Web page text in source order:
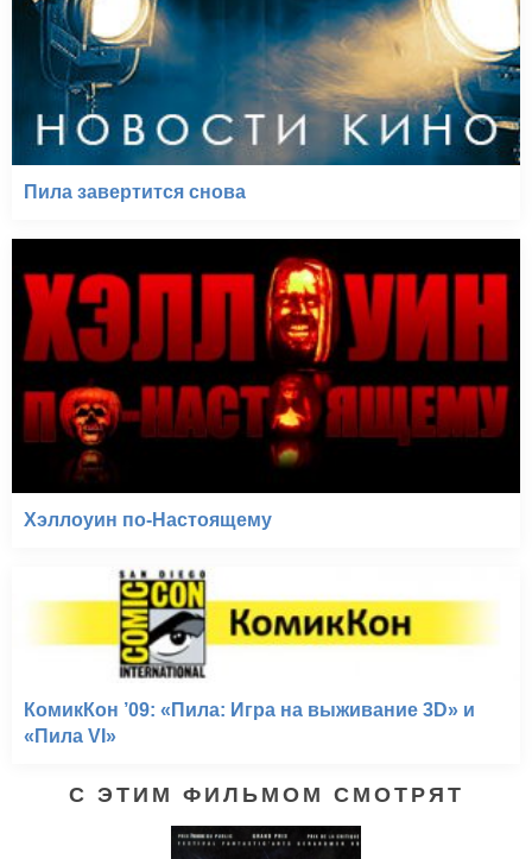
Пила завертится снова
Хэллоуин по-Настоящему
КомикКон ’09: «Пила: Игра на выживание 3D» и
«Пила VI»
С ЭТИМ ФИЛЬМОМ СМОТРЯТ